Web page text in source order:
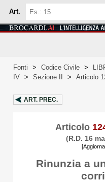
Art.
Fonti > Codice Civile >
IV > Sezione II > Articolo
ART. PREC.
Articolo
(R.D. 16
Rinunzia a